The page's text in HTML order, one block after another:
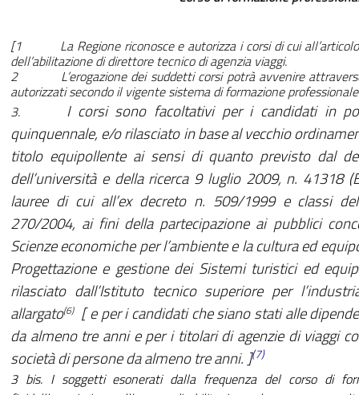
[1 La Regione riconosce e autorizza i corsi di cui all’articolo
dell’abilitazione di direttore tecnico di agenzia viaggi.
2 L’erogazione dei suddetti corsi potrà avvenire
autorizzati secondo il vigente sistema di formazione
3.
I corsi sono facoltativi per i candidati in
quinquennale, e/o rilasciato in base al vecchio
titolo equipollente ai sensi di quanto previsto dal
dell’università e della ricerca 9 luglio 2009, n. 41318
lauree di cui all’ex decreto n. 509/1999 e classi
270/2004, ai fini della partecipazione ai pubblici
Scienze economiche per l’ambiente e la cultura ed
Progettazione e gestione dei Sistemi turistici ed
rilasciato dall’Istituto tecnico superiore per
allargato(6) [ e per i candidati che siano stati alle
da almeno tre anni e per i titolari di agenzie di viaggi
società di persone da almeno tre anni. ](7)
3 bis. I soggetti esonerati dalla frequenza del corso di